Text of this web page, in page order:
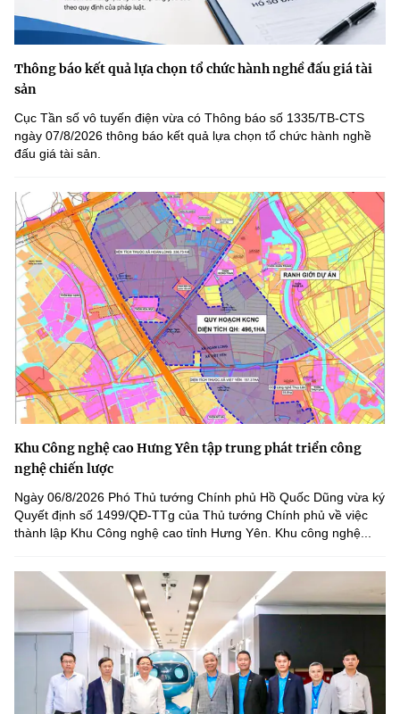
Thông báo kết quả lựa chọn tổ chức hành nghề đấu giá tài
sản
Cục Tần số vô tuyến điện vừa có Thông báo số 1335/TB-CTS
ngày 07/8/2026 thông báo kết quả lựa chọn tổ chức hành nghề
đấu giá tài sản.
Khu Công nghệ cao Hưng Yên tập trung phát triển công
nghệ chiến lược
Ngày 06/8/2026 Phó Thủ tướng Chính phủ Hồ Quốc Dũng vừa ký
Quyết định số 1499/QĐ-TTg của Thủ tướng Chính phủ về việc
thành lập Khu Công nghệ cao tỉnh Hưng Yên. Khu công nghệ...